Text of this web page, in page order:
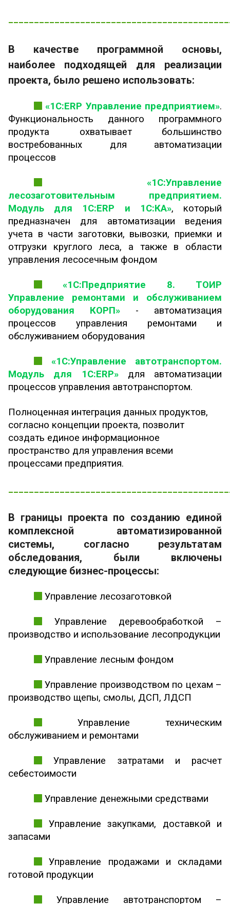
В качестве программной основы,
наиболее подходящей для реализации
проекта, было решено использовать:
«1С:ERP Управление предприятием».
Функциональность данного программного
продукта охватывает большинство
востребованных для автоматизации
процессов
«1С:Управление
лесозаготовительным предприятием.
Модуль для 1С:ERP и 1С:КА», который
предназначен для автоматизации ведения
учета в части заготовки, вывозки, приемки и
отгрузки круглого леса, а также в области
управления лесосечным фондом
«1С:Предприятие 8. ТОИР
Управление ремонтами и обслуживанием
оборудования КОРП» - автоматизация
процессов управления ремонтами и
обслуживанием оборудования
«1С:Управление автотранспортом.
Модуль для 1С:ERP»для автоматизации
процессов управления автотранспортом.
Полноценная интеграция данных продуктов,
согласно концепции проекта, позволит
создать единое информационное
пространство для управления всеми
процессами предприятия.
В границы проекта по созданию единой
комплексной автоматизированной
системы, согласно результатам
обследования, были включены
следующие бизнес-процессы:
Управление лесозаготовкой
Управление деревообработкой –
производство и использование лесопродукции
Управление лесным фондом
Управление производством по цехам –
производство щепы, смолы, ДСП, ЛДСП
Управление техническим
обслуживанием и ремонтами
Управление затратами и расчет
себестоимости
Управление денежными средствами
Управление закупками, доставкой и
запасами
Управление продажами и складами
готовой продукции
Управление автотранспортом –